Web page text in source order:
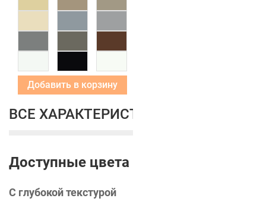
Добавить в корзину
ВСЕ ХАРАКТЕРИСТИКИ
Доступные цвета
С глубокой текстурой